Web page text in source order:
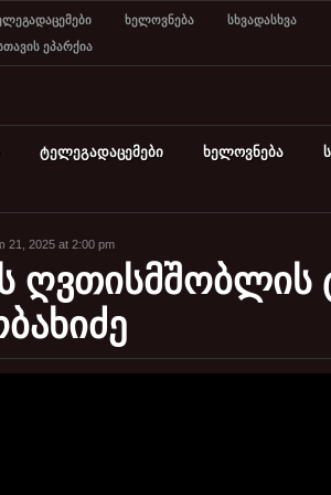
ხელოვნება
სხვადასხვა
ეპარქია
ტელეგადაცემები ხელოვნება
21, 2025 at 2:00 pm
ღვთისმშობლის